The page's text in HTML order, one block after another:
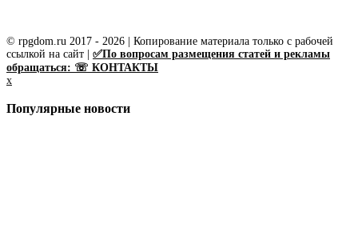
© rpgdom.ru 2017 - 2026 | Копирование материала только с рабочей
ссылкой на сайт | ✅По вопросам размещения статей и рекламы
обращаться: ☏ КОНТАКТЫ
x
Популярные новости